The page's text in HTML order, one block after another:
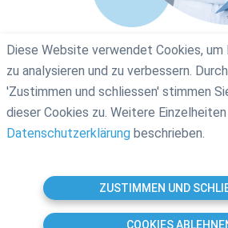
Gebrauchsanweisung Jobs
Datenschutzerklärung
Zum Anfang
Diese Website verwendet Cookies, um
zu analysieren und zu verbessern.
'Zustimmen und schliessen' stimmen
dieser Cookies zu. Weitere
Datenschutzerklärung beschrieben.
ZUSTIMMEN UND
COOKIES